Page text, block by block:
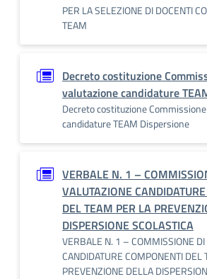
PER LA SELEZIONE DI DOCENTI
TEAM
Decreto costituzione
valutazione candidature
Decreto costituzione
candidature TEAM Dispersione
VERBALE N. 1 –
VALUTAZIONE
DEL TEAM PER LA
DISPERSIONE SCOLASTICA
VERBALE N. 1 – COMMISSIONE DI
CANDIDATURE COMPONENTI DEL
PREVENZIONE DELLA